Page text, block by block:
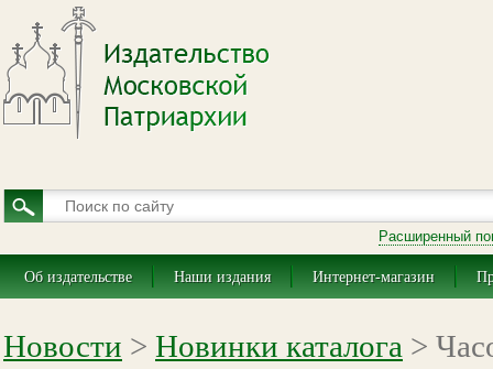
Расширенный
Об издательстве Наши издания Интернет-магазин
Новости > Новинки каталога >